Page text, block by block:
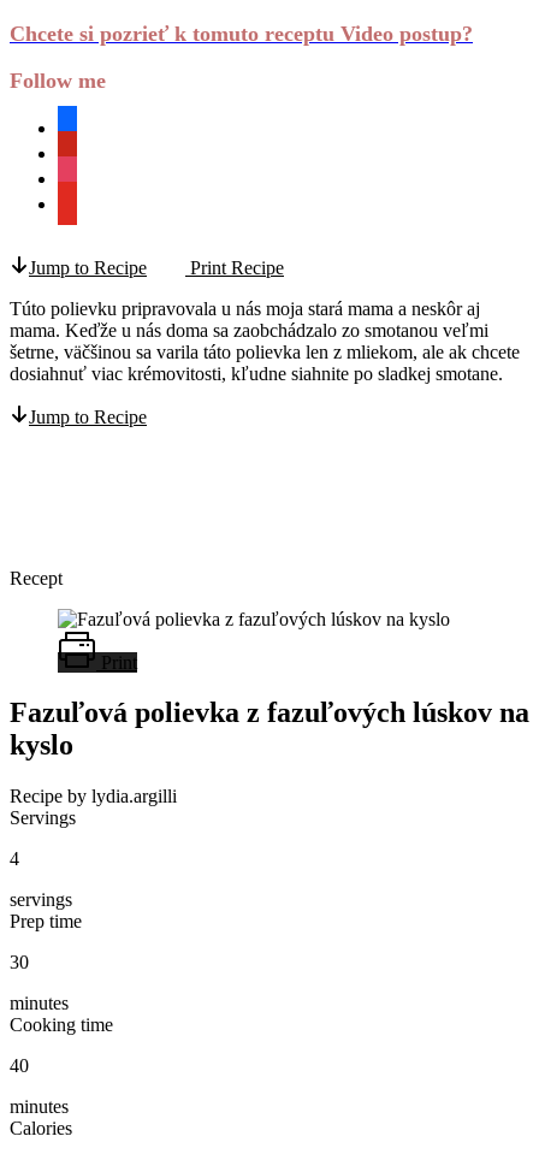
Chcete si pozrieť k tomuto receptu Video postup?
Follow me
Jump to Recipe
Print Recipe
Túto polievku pripravovala u nás moja stará mama a neskôr aj
mama. Keďže u nás doma sa zaobchádzalo zo smotanou veľmi
šetrne, väčšinou sa varila táto polievka len z mliekom, ale ak chcete
dosiahnuť viac krémovitosti, kľudne siahnite po sladkej smotane.
Jump to Recipe
Recept
Print
Fazuľová polievka z fazuľových lúskov na
kyslo
Recipe by lydia.argilli
Servings
4
servings
Prep time
30
minutes
Cooking time
40
minutes
Calories